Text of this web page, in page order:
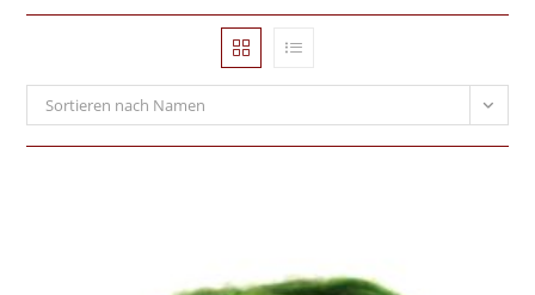
Sortieren nach Namen